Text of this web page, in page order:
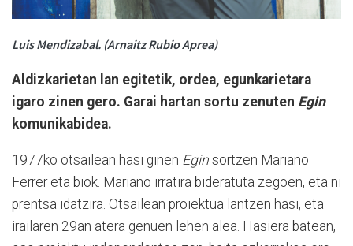
Luis Mendizabal. (Arnaitz Rubio Aprea)
Aldizkarietan lan egitetik, ordea, egunkarietara
igaro zinen gero. Garai hartan sortu zenuten Egin
komunikabidea.
1977ko otsailean hasi ginen Egin sortzen Mariano
Ferrer eta biok. Mariano irratira bideratuta zegoen, eta ni
prentsa idatzira. Otsailean proiektua lantzen hasi, eta
irailaren 29an atera genuen lehen alea. Hasiera batean,